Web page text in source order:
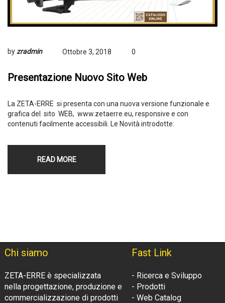
by zradmin Ottobre 3, 2018 0
Presentazione Nuovo Sito Web
La ZETA-ERRE si presenta con una nuova versione funzionale e
grafica del sito WEB, www.zetaerre.eu, responsive e con
contenuti facilmente accessibili. Le Novità introdotte:
READ MORE
Chi siamo
ZETA-ERRE è specializzata
nella progettazione, produzione e
commercializzazione di prodotti
Fast Link
- Ricerca e Sviluppo
- Prodotti
- Web Catalog